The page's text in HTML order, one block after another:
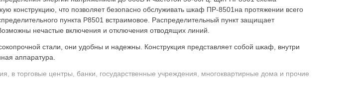
что позволяет безопасно обслуживать шкаф ПР-8501на протяжении всего
пункта Р8501 встраимовое. Распределительный пункт защищает
нечастые включения и отключения отводящих линий.
стали, они удобны и надежны. Конструкция представляет собой шкаф, внутри
аппаратура.
в торговые центры, банки, государственные учреждения, многоквартирные дома и прочие